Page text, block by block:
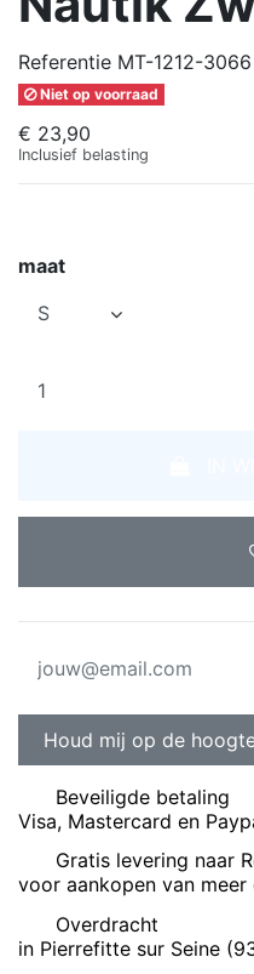
Referentie MT-1212-3066
Niet op voorraad
€ 23,90
Inclusief belasting
maat
Beveiligde betaling
Visa, Mastercard en
Gratis levering naar
voor aankopen van
Overdracht
in Pierrefitte sur Seine